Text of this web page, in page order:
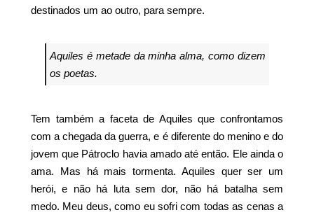
destinados um ao outro, para sempre.
Aquiles é metade da minha alma, como dizem
os poetas.
Tem também a faceta de Aquiles que confrontamos
com a chegada da guerra, e é diferente do menino e do
jovem que Pátroclo havia amado até então. Ele ainda o
ama. Mas há mais tormenta. Aquiles quer ser um
herói, e não há luta sem dor, não há batalha sem
medo. Meu deus, como eu sofri com todas as cenas a